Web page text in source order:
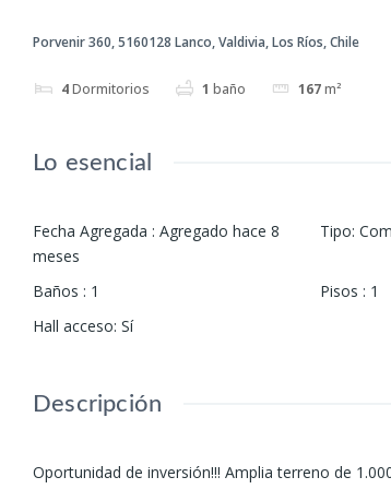
Porvenir 360, 5160128 Lanco, Valdivia, Los Ríos, Chile
4Dormitorios 1 baño 167m²
Lo esencial
Fecha Agregada : Agregado hace 8
meses
Tipo:
Baños : 1 Pisos : 1
Hall acceso: Sí
Descripción
Oportunidad de inversión!!! Amplia terreno de